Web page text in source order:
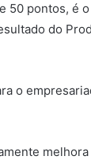
50 pontos, é
do
o
melhora